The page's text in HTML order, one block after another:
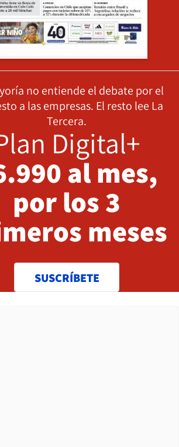
no entiende el debate por el
a las empresas. El resto lee La
Tercera.
Digital+
al mes,
por los 3
meses
SUSCRÍBETE